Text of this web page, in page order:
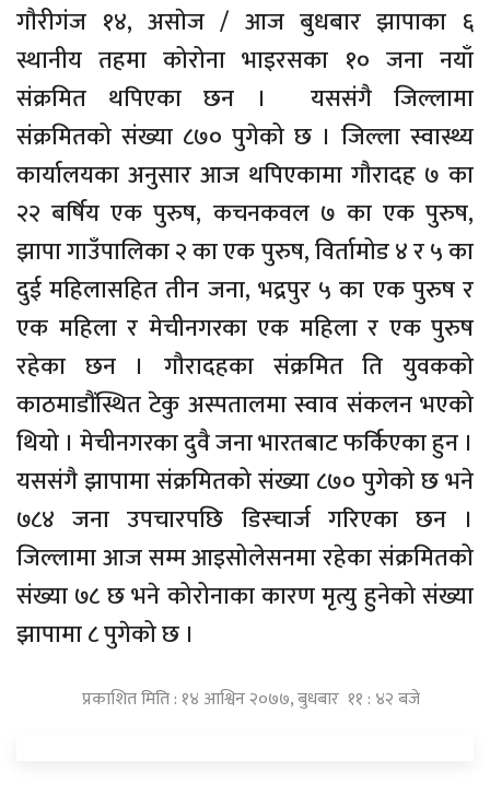
गाैरीगंज १४, असाेज / आज बुधबार झापाका ६
स्थानीय तहमा कोरोना भाइरसका १० जना नयाँ
संक्रमित थपिएका छन । यससंगै जिल्लामा
संक्रमितको संख्या ८७० पुगेको छ । जिल्ला स्वास्थ्य
कार्यालयका अनुसार आज थपिएकामा गौरादह ७ का
२२ बर्षिय एक पुरुष, कचनकवल ७ का एक पुरुष,
झापा गाउँपालिका २ का एक पुरुष, विर्तामोड ४ र ५ का
दुई महिलासहित तीन जना, भद्रपुर ५ का एक पुरुष र
एक महिला र मेचीनगरका एक महिला र एक पुरुष
रहेका छन । गौरादहका संक्रमित ति युवकको
काठमाडौंस्थित टेकु अस्पतालमा स्वाव संकलन भएको
थियो । मेचीनगरका दुवै जना भारतबाट फर्किएका हुन ।
यससंगै झापामा संक्रमितको संख्या ८७० पुगेको छ भने
७८४ जना उपचारपछि डिस्चार्ज गरिएका छन ।
जिल्लामा आज सम्म आइसोलेसनमा रहेका संक्रमितको
संख्या ७८ छ भने कोरोनाका कारण मृत्यु हुनेको संख्या
झापामा ८ पुगेको छ ।
प्रकाशित मिति : १४ आश्विन २०७७, बुधबार ११ : ४२ बजे